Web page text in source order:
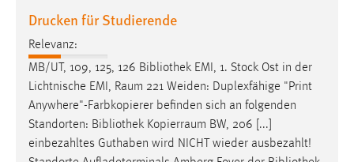
Drucken für Studierende
Relevanz:
MB/UT, 109, 125, 126 Bibliothek EMI, 1. Stock Ost in der
Lichtnische EMI, Raum 221 Weiden: Duplexfähige "Print
Anywhere"-Farbkopierer befinden sich an folgenden
Standorten: Bibliothek Kopierraum BW, 206 [...]
einbezahltes Guthaben wird NICHT wieder ausbezahlt!